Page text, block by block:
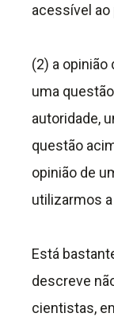
acessível
(2) a
uma
autoridade,
questão
opinião de
utilizarmos
Está
descreve
cientistas,